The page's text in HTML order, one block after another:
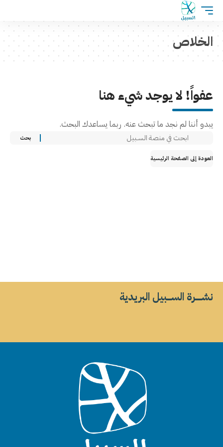
الخلاص
عفواً! لا يوجد شيء هنا
يبدو أننا لم نجد ما تبحث عنه. ربما يساعدك البحث.
العودة إلى الصفحة الرئيسية
نشــــــرة الســــبيل البريدية